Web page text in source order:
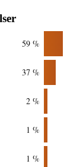
59 %
37 %
2 %
1 %
1 %